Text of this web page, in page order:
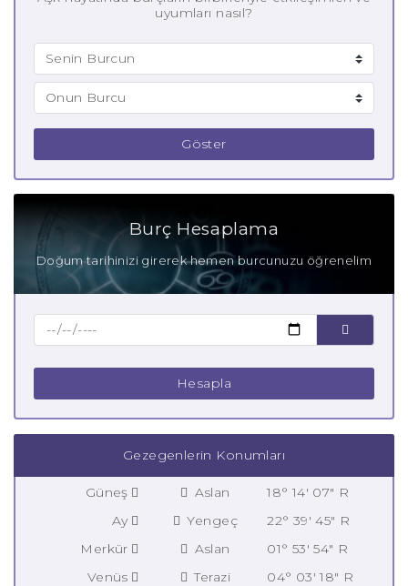
uyumları nasıl?
Göster
Burç Hesaplama
Doğum tarihinizi girerek hemen burcunuzu öğrenelim
Hesapla
Gezegenlerin Konumları
Güneş Aslan
18° 14' 07" R
Ay
Yengeç
22° 39' 45" R
Merkür
Aslan
01° 53' 54" R
Venüs
Terazi
04° 03' 18" R